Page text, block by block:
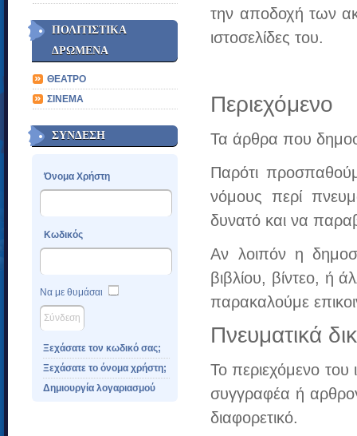
ΠΟΛΙΤΙΣΤΙΚΑ
ΔΡΩΜΕΝΑ
ΘΕΑΤΡΟ
ΣΙΝΕΜΑ
ΣΥΝΔΕΣΗ
Όνομα Χρήστη
Κωδικός
Να με θυμάσαι
Ξεχάσατε τον κωδικό σας;
Ξεχάσατε το όνομα χρήστη;
Δημιουργία λογαριασμού
την αποδοχή των
ιστοσελίδες του.
Περιεχόμενο
Τα άρθρα που
Παρότι
νόμους περί
δυνατό και να
Αν λοιπόν η
βιβλίου, βίντεο, ή
παρακαλούμε
Πνευματικά
Το περιεχόμενο του
συγγραφέα ή
διαφορετικό.